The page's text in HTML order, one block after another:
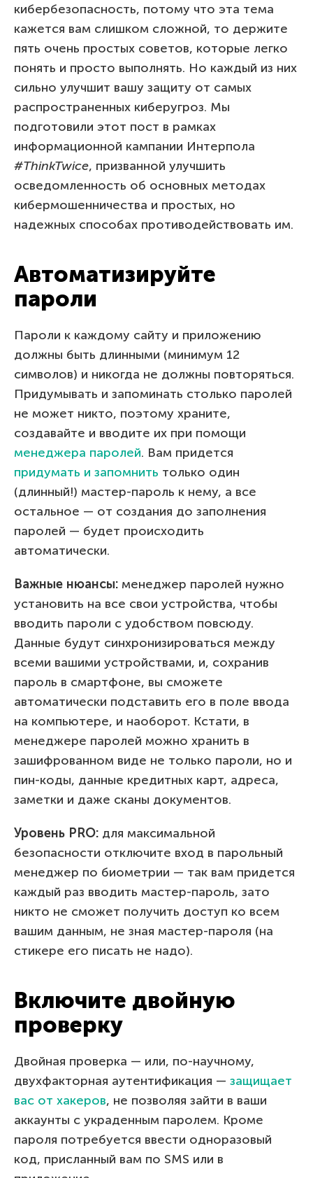
кибербезопасность, потому что эта тема
кажется вам слишком сложной, то держите
пять очень простых советов, которые легко
понять и просто выполнять. Но каждый из них
сильно улучшит вашу защиту от самых
распространенных киберугроз. Мы
подготовили этот пост в рамках
информационной кампании Интерпола
#ThinkTwice, призванной улучшить
осведомленность об основных методах
кибермошенничества и простых, но
надежных способах противодействовать им.
Автоматизируйте
пароли
Пароли к каждому сайту и приложению
должны быть длинными (минимум 12
символов) и никогда не должны повторяться.
Придумывать и запоминать столько паролей
не может никто, поэтому храните,
создавайте и вводите их при помощи
менеджера паролей. Вам придется
придумать и запомнить только один
(длинный!) мастер-пароль к нему, а все
остальное — от создания до заполнения
паролей — будет происходить
автоматически.
Важные нюансы: менеджер паролей нужно
установить на все свои устройства, чтобы
вводить пароли с удобством повсюду.
Данные будут синхронизироваться между
всеми вашими устройствами, и, сохранив
пароль в смартфоне, вы сможете
автоматически подставить его в поле ввода
на компьютере, и наоборот. Кстати, в
менеджере паролей можно хранить в
зашифрованном виде не только пароли, но и
пин-коды, данные кредитных карт, адреса,
заметки и даже сканы документов.
Уровень PRO: для максимальной
безопасности отключите вход в парольный
менеджер по биометрии — так вам придется
каждый раз вводить мастер-пароль, зато
никто не сможет получить доступ ко всем
вашим данным, не зная мастер-пароля (на
стикере его писать не надо).
Включите двойную
проверку
Двойная проверка — или, по-научному,
двухфакторная аутентификация — защищает
вас от хакеров, не позволяя зайти в ваши
аккаунты с украденным паролем. Кроме
пароля потребуется ввести одноразовый
код, присланный вам по SMS или в